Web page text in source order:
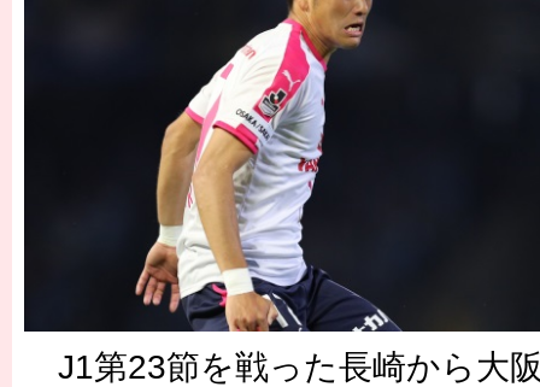
［3219号］特別な覇者へ 大逆転か連破か
［3220号］伝説の王者、黄金のシャーレ
J1第23節を戦った長崎から大